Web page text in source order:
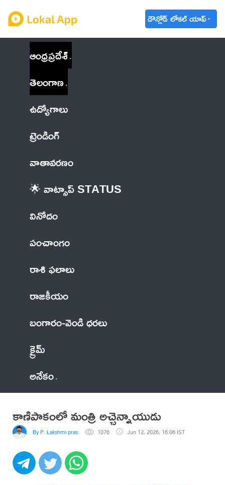
డౌన్లోడ్ లోకల్ యాప్
ఆంధ్రప్రదేశ్
తెలంగాణ
ఉద్యోగాలు
ట్రెండింగ్
వాతావరణం
🌟 వాట్సాప్ STATUS
వినోదం
పంచాంగం
రాశి ఫలాలు
రాజకీయం
బంగారం-వెండి ధరలు
క్రైమ్
అనేకం
కాణిపాకంలో మంత్రి అచ్చెన్నాయుడు
By P. Lakshmi prasad 1076 Jun 12, 2026, 16:06 IST